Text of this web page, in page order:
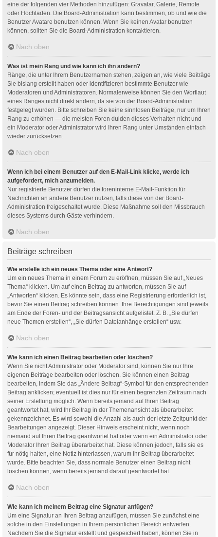
eine der folgenden vier Methoden hinzufügen: Gravatar, Galerie, Remote
oder Hochladen. Die Board-Administration kann bestimmen, ob und wie die
Benutzer Avatare benutzen können. Wenn Sie keinen Avatar benutzen
können, sollten Sie die Board-Administration kontaktieren.
Nach oben
Was ist mein Rang und wie kann ich ihn ändern?
Ränge, die unter Ihrem Benutzernamen stehen, zeigen an, wie viele Beiträge
Sie bislang erstellt haben oder identifizieren bestimmte Benutzer wie
Moderatoren und Administratoren. Normalerweise können Sie den Wortlaut
eines Ranges nicht direkt ändern, da sie von der Board-Administration
festgelegt wurden. Bitte schreiben Sie keine sinnlosen Beiträge, nur um Ihren
Rang zu erhöhen — die meisten Foren dulden dieses Verhalten nicht und
ein Moderator oder Administrator wird Ihren Rang unter Umständen einfach
wieder zurücksetzen.
Nach oben
Wenn ich bei einem Benutzer auf den E-Mail-Link klicke, werde ich
aufgefordert, mich anzumelden.
Nur registrierte Benutzer dürfen die foreninterne E-Mail-Funktion für
Nachrichten an andere Benutzer nutzen, falls diese von der Board-
Administration freigeschaltet wurde. Diese Maßnahme soll den Missbrauch
dieses Systems durch Gäste verhindern.
Nach oben
Beiträge schreiben
Wie erstelle ich ein neues Thema oder eine Antwort?
Um ein neues Thema in einem Forum zu eröffnen, müssen Sie auf „Neues
Thema“ klicken. Um auf einen Beitrag zu antworten, müssen Sie auf
„Antworten“ klicken. Es könnte sein, dass eine Registrierung erforderlich ist,
bevor Sie einen Beitrag schreiben können. Ihre Berechtigungen sind jeweils
am Ende der Foren- und der Beitragsansicht aufgelistet. Z. B. „Sie dürfen
neue Themen erstellen“, „Sie dürfen Dateianhänge erstellen“ usw.
Nach oben
Wie kann ich einen Beitrag bearbeiten oder löschen?
Wenn Sie nicht Administrator oder Moderator sind, können Sie nur Ihre
eigenen Beiträge bearbeiten oder löschen. Sie können einen Beitrag
bearbeiten, indem Sie das „Ändere Beitrag“-Symbol für den entsprechenden
Beitrag anklicken; eventuell ist dies nur für einen begrenzten Zeitraum nach
seiner Erstellung möglich. Wenn bereits jemand auf Ihren Beitrag
geantwortet hat, wird Ihr Beitrag in der Themenansicht als überarbeitet
gekennzeichnet. Es wird sowohl die Anzahl als auch der letzte Zeitpunkt der
Bearbeitungen angezeigt. Dieser Hinweis erscheint nicht, wenn noch
niemand auf Ihren Beitrag geantwortet hat oder wenn ein Administrator oder
Moderator Ihren Beitrag überarbeitet hat. Diese können jedoch, falls sie es
für nötig halten, eine Notiz hinterlassen, warum Ihr Beitrag überarbeitet
wurde. Bitte beachten Sie, dass normale Benutzer einen Beitrag nicht
löschen können, wenn bereits jemand darauf geantwortet hat.
Nach oben
Wie kann ich meinem Beitrag eine Signatur anfügen?
Um eine Signatur an Ihren Beitrag anzufügen, müssen Sie zunächst eine
solche in den Einstellungen in Ihrem persönlichen Bereich entwerfen.
Nachdem Sie die Signatur erstellt und gespeichert haben, können Sie in